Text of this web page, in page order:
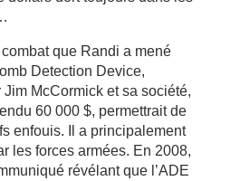
que Randi a mené
Detection Device,
McCormick et sa société,
60 000 $, permettrait de
enfouis. Il a principalement
les forces armées. En 2008,
révélant que l’ADE